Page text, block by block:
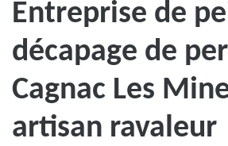
Entreprise de
décapage de
Cagnac Les
artisan ravaleur